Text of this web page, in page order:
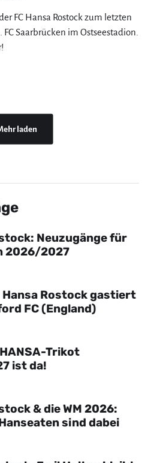
FC Hansa Rostock zum letzten
FC Saarbrücken im Ostseestadion.
laden
Neuzugänge für
2026/2027
Hansa Rostock gastiert
FC (England)
Trikot
ist da!
& die WM 2026:
sind dabei